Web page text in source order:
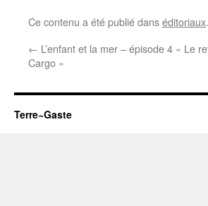
Ce contenu a été publié danséditoriaux
← L’enfant et la mer – épisode 4 « Le
Cargo »
Terre~Gaste